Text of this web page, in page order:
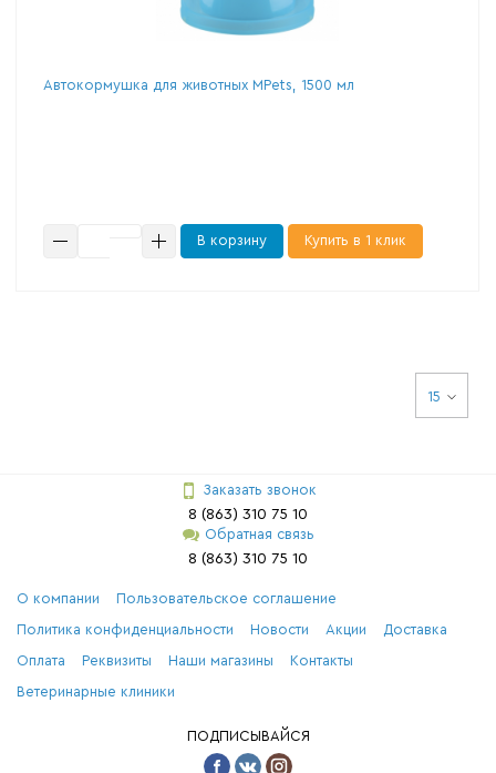
Автокормушка для животных MPets, 1500 мл
В корзину Купить в 1 клик
15
Заказать звонок
8 (863) 310 75 10
Обратная связь
8 (863) 310 75 10
О компании Пользовательское соглашение
Политика конфиденциальности Новости Акции Доставка
Оплата Реквизиты Наши магазины Контакты
Ветеринарные клиники
ПОДПИСЫВАЙСЯ